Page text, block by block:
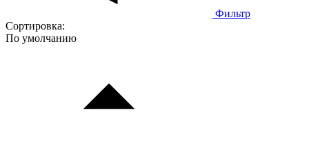
Фильтр
Сортировка:
По умолчанию